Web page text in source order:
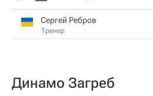
Сергей Ребров
Тренер
Динамо Загреб